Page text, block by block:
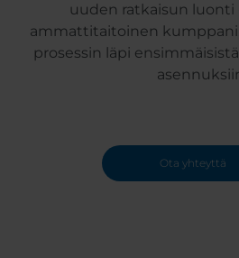
uuden ratkaisun luonti
ammattitaitoinen
prosessin läpi
Ota yhteyttä